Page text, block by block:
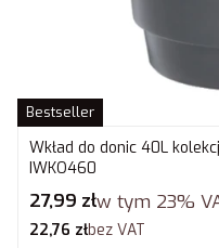
Bestseller
Wkład do donic 40L
IWKO460
Cena brutto
27,99 złw tym 23%
Cena netto
22,76 złbez VAT